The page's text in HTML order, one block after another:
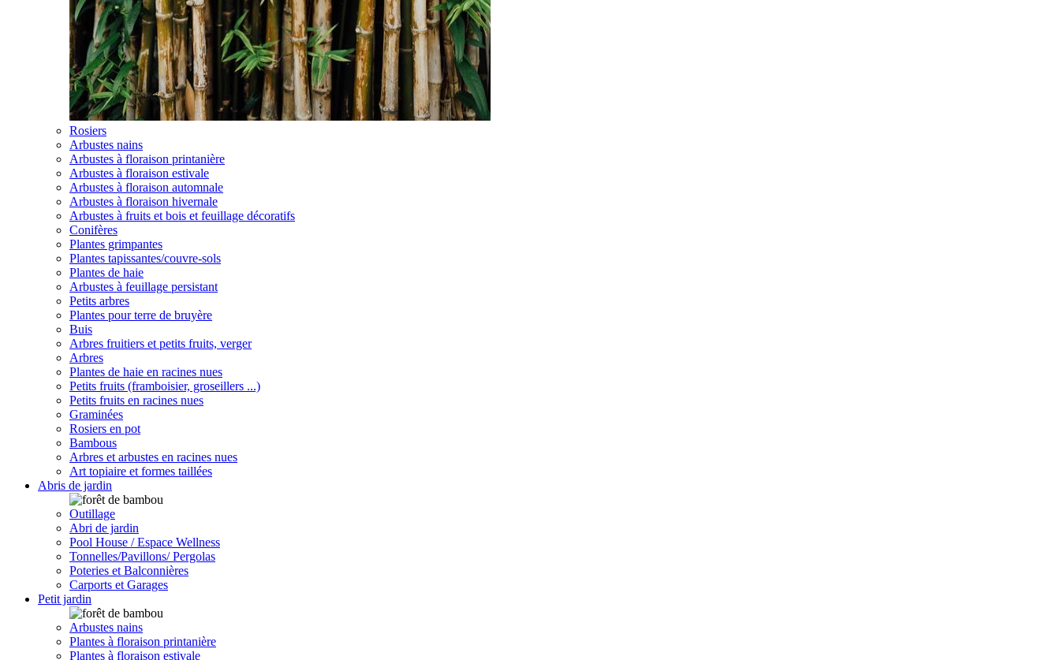
Rosiers
Arbustes nains
Arbustes à floraison printanière
Arbustes à floraison estivale
Arbustes à floraison automnale
Arbustes à floraison hivernale
Arbustes à fruits et bois et feuillage décoratifs
Conifères
Plantes grimpantes
Plantes tapissantes/couvre-sols
Plantes de haie
Arbustes à feuillage persistant
Petits arbres
Plantes pour terre de bruyère
Buis
Arbres fruitiers et petits fruits, verger
Arbres
Plantes de haie en racines nues
Petits fruits (framboisier, groseillers ...)
Petits fruits en racines nues
Graminées
Rosiers en pot
Bambous
Arbres et arbustes en racines nues
Art topiaire et formes taillées
Abris de jardin
Outillage
Abri de jardin
Pool House / Espace Wellness
Tonnelles/Pavillons/ Pergolas
Poteries et Balconnières
Carports et Garages
Petit jardin
Arbustes nains
Plantes à floraison printanière
Plantes à floraison estivale